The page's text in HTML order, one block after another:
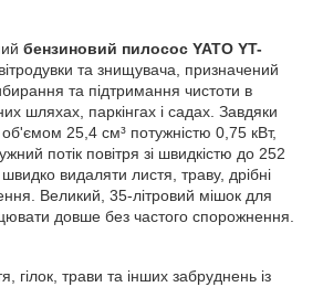
бензиновий пилосос YATO YT-
та знищувача, призначений
та підтримання чистоти в
шляхах, паркінгах і садах. Завдяки
25,4 см³ потужністю 0,75 кВт,
потік повітря зі швидкістю до 252
видаляти листя, траву, дрібні
Великий, 35-літровий мішок для
довше без частого спорожнення.
гілок, трави та інших забруднень із